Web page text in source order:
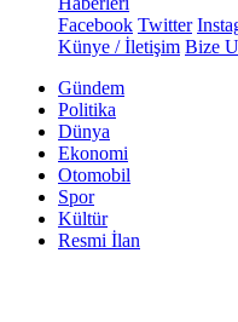
Facebook Twitter
Künye / İletişim Bize
Gündem
Politika
Dünya
Ekonomi
Otomobil
Spor
Kültür
Resmi İlan